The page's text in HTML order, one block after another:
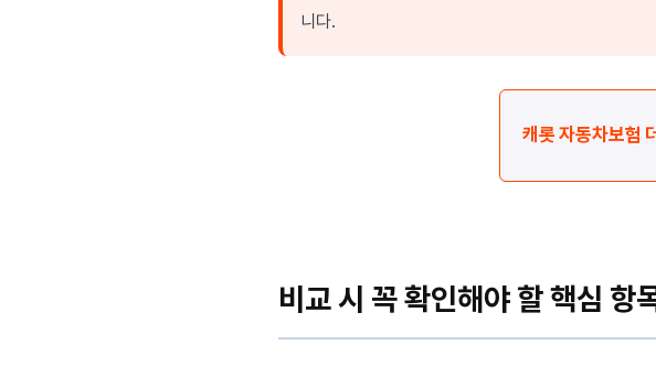
니다.
캐롯 자동차보험
비교 시 꼭 확인해야 할 핵심 항